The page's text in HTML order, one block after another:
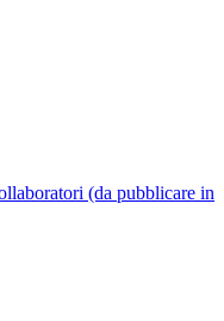
(da pubblicare in